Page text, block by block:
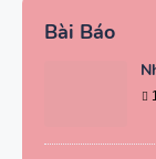
Bài Báo